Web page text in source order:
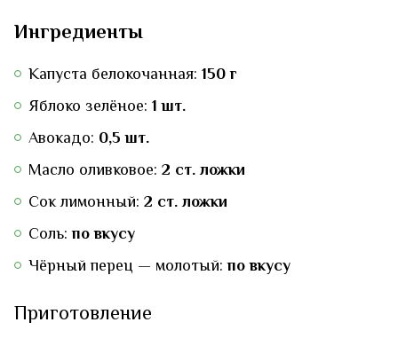
Ингредиенты
Капуста белокочанная: 150 г
Яблоко зелёное: 1 шт.
Авокадо: 0,5 шт.
Масло оливковое: 2 ст. ложки
Сок лимонный: 2 ст. ложки
Соль:по вкусу
Чёрный перец — молотый:по вкусу
Приготовление